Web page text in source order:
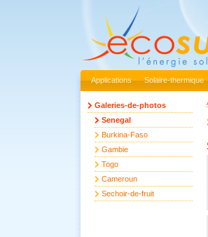
Applications Solaire-thermique
Galeries-de-photos
Senegal
Burkina-Faso
Gambie
Togo
Cameroun
Sechoir-de-fruit